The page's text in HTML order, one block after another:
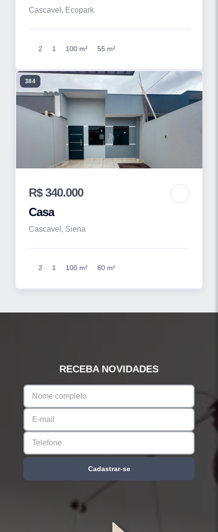
Cascavel, Ecopark
2 1 100 m² 55 m²
384
R$ 340.000
Casa
Cascavel, Siena
2 1 100 m² 60 m²
RECEBA NOVIDADES
Cadastrar-se